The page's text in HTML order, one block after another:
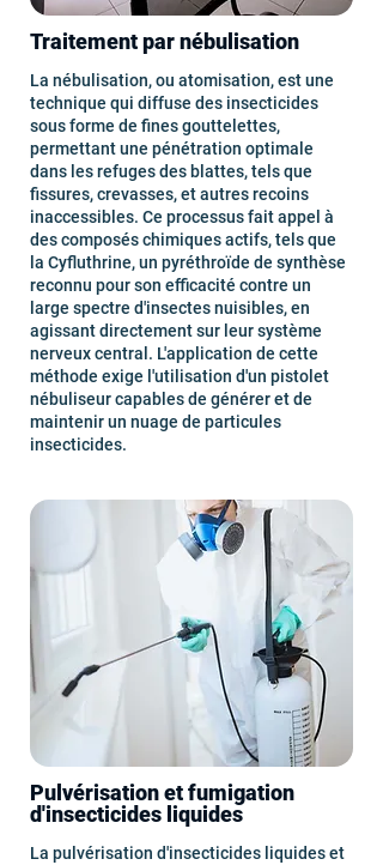
Traitement par nébulisation
La nébulisation, ou atomisation, est une
technique qui diffuse des insecticides
sous forme de fines gouttelettes,
permettant une pénétration optimale
dans les refuges des blattes, tels que
fissures, crevasses, et autres recoins
inaccessibles. Ce processus fait appel à
des composés chimiques actifs, tels que
la Cyfluthrine, un pyréthroïde de synthèse
reconnu pour son efficacité contre un
large spectre d'insectes nuisibles, en
agissant directement sur leur système
nerveux central. L'application de cette
méthode exige l'utilisation d'un pistolet
nébuliseur capables de générer et de
maintenir un nuage de particules
insecticides.
Pulvérisation et fumigation
d'insecticides liquides
La pulvérisation d'insecticides liquides et